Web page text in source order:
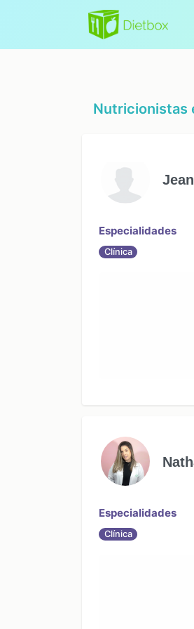
Nutricionistas
Especialidades
Clínica
Especialidades
Clínica